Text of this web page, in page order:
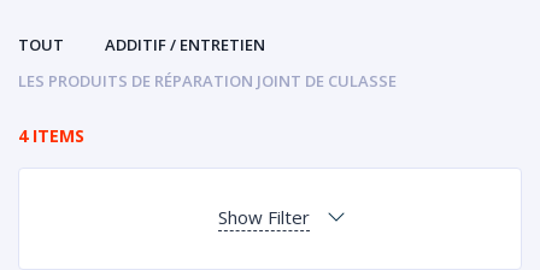
TOUT
ADDITIF / ENTRETIEN
LES PRODUITS DE RÉPARATION JOINT DE CULASSE
4 ITEMS
Show Filter